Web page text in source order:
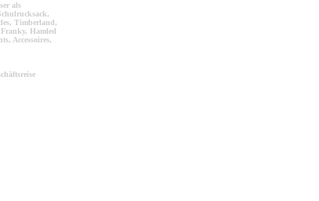
als
Timberland,
Hamled
Accessoires,